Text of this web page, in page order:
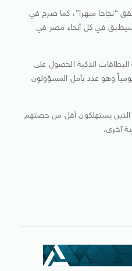
“نجاحا مبهرا”، كما صرح في
سيطبق في كل أنحاء مصر في
الذكية الحصول على
وهو عدد يأمل المسؤولون
الذين يستهلكون أقل من حصتهم
آخرى.